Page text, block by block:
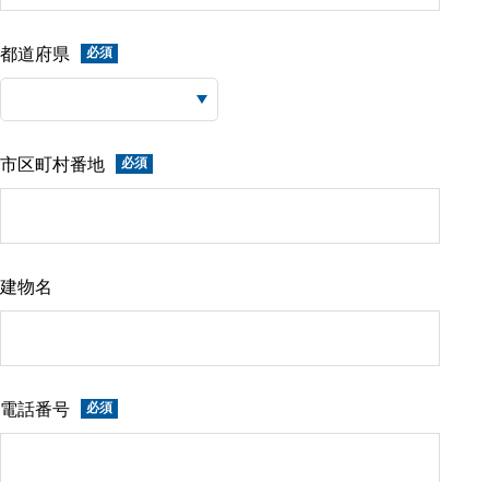
都道府県
市区町村番地
建物名
電話番号